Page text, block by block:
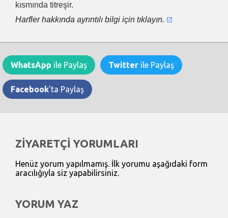
kısmında titreşir.
Harfler hakkında ayrıntılı bilgi için tıklayın.
WhatsApp ile Paylaş Twitter ile Paylaş
Facebook'ta Paylaş
ZİYARETÇİ YORUMLARI
Henüz yorum yapılmamış. İlk yorumu aşağıdaki form
aracılığıyla siz yapabilirsiniz.
YORUM YAZ